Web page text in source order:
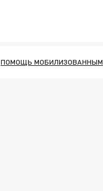
ПОМОЩЬ МОБИЛИЗОВАННЫМ